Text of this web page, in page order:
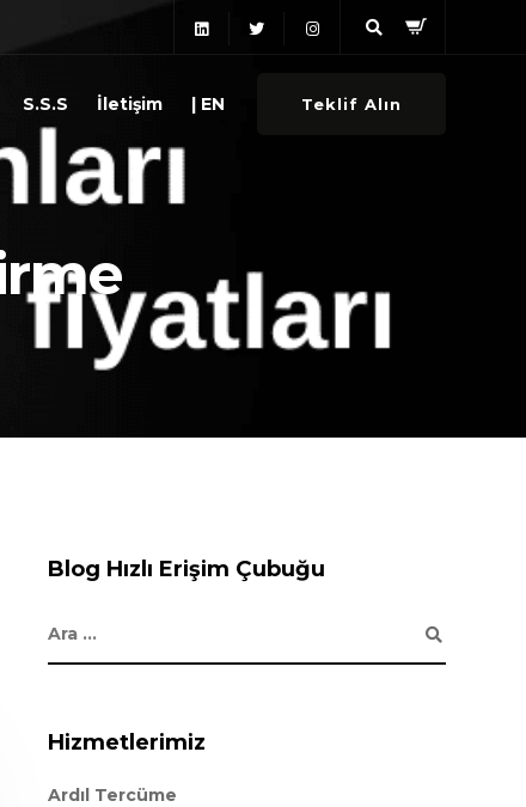
S.S.S İletişim | EN Teklif Alın
Blog Hızlı Erişim Çubuğu
Hizmetlerimiz
Ardıl Tercüme